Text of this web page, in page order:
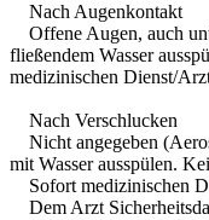
Nach Augenkontakt
Offene Augen, auch
fließendem Wasser
medizinischen Dienst/
Nach Verschlucken
Nicht angegeben
mit Wasser ausspülen.
Sofort medizinischen
Dem Arzt